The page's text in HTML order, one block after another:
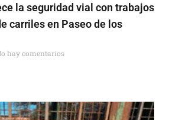
la seguridad vial con trabajos
carriles en Paseo de los
hay comentarios